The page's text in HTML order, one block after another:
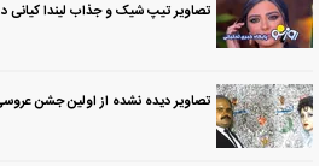
تصاویر تیپ شیک و جذاب لیندا کیانی
تصاویر دیده نشده از اولین جشن